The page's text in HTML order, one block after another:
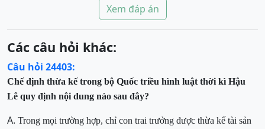
Xem đáp án
Các câu hỏi khác:
Câu hỏi 24403:
Chế định thừa kế trong bộ Quốc triều hình luật thời kì Hậu
Lê quy định nội dung nào sau đây?
A. Trong mọi trường hợp, chỉ con trai trưởng được thừa kế tài sản